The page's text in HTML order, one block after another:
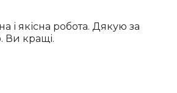
і якісна робота. Дякую за
Ви кращі.